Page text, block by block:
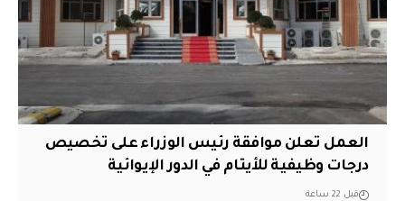
العمل تعلن موافقة رئيس الوزراء على تخصيص
درجات وظيفية للأيتام في الدور الإيوائية
قبل 22 ساعة